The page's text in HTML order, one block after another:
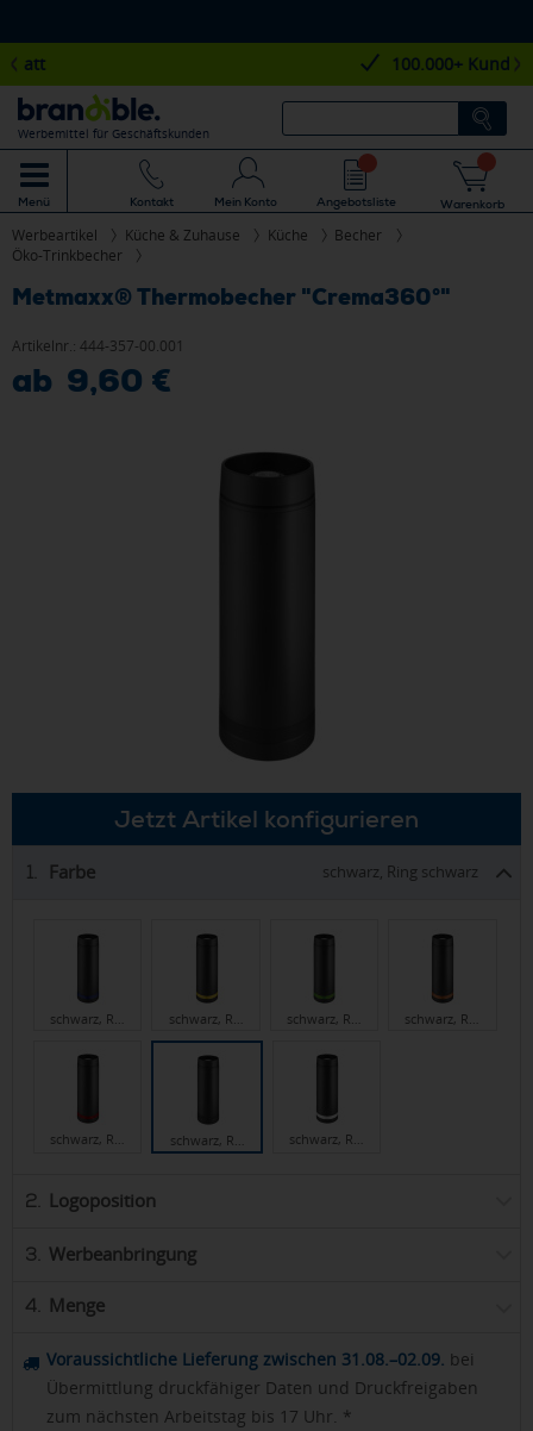
Werbemittel für Geschäftskunden
Menü Kontakt Mein Konto Angebotsliste Warenkorb
Werbeartikel Küche & Zuhause Küche
Becher
Öko-Trinkbecher
Metmaxx® Thermobecher "Crema360°"
Artikelnr.: 444-357-00.001
ab 9,60 €
Jetzt Artikel konfigurieren
1. Farbe schwarz, Ring schwarz
schwarz, R… schwarz, R… schwarz, R… schwarz, R…
schwarz, R… schwarz, R… schwarz, R…
2. Logoposition
3. Werbeanbringung
4. Menge
Voraussichtliche Lieferung zwischen 31.08.–02.09. bei
Übermittlung druckfähiger Daten und Druckfreigaben
zum nächsten Arbeitstag bis 17 Uhr. *